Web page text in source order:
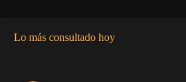
Lo más consultado hoy